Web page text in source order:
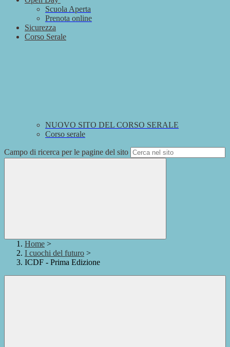
Scuola Aperta
Prenota online
Sicurezza
Corso Serale
NUOVO SITO DEL CORSO SERALE
Corso serale
Campo di ricerca per le pagine del sito
Home >
I cuochi del futuro >
ICDF - Prima Edizione